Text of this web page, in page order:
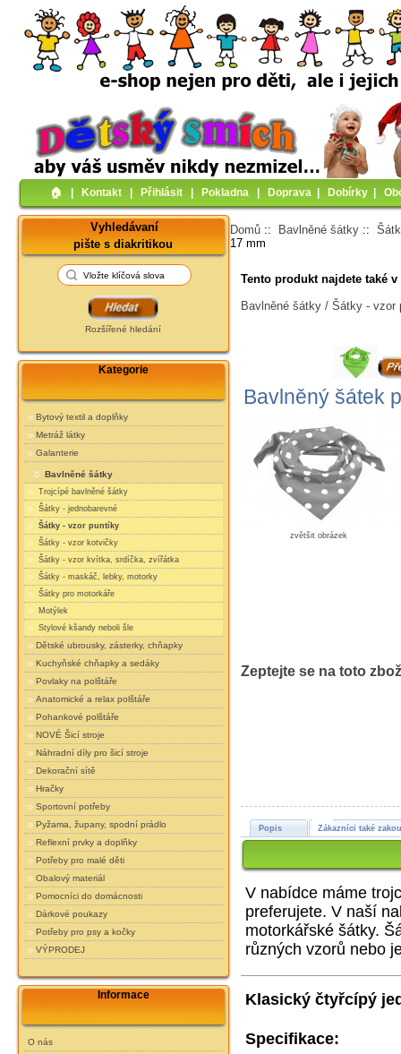
🏠︎ Kontakt Přihlásit Pokladna Doprava Dobírky
Vyhledávaní
pište s diakritikou
Rozšířené hledání
Kategorie
Bytový textil a doplňky
Metráž látky
Galanterie
Bavlněné šátky
Trojcípé bavlněné šátky
Šátky - jednobarevné
Šátky - vzor puntíky
Šátky - vzor kotvičky
Šátky - vzor kvítka, srdíčka, zvířátka
Šátky - maskáč, lebky, motorky
Šátky pro motorkáře
Motýlek
Stylové kšandy neboli šle
Dětské ubrousky, zásterky, chňapky
Kuchyňské chňapky a sedáky
Povlaky na polštáře
Anatomické a relax polštáře
Pohankové polštáře
NOVÉ Šicí stroje
Náhradní díly pro šicí stroje
Dekorační sítě
Hračky
Sportovní potřeby
Pyžama, župany, spodní prádlo
Reflexní prvky a doplňky
Potřeby pro malé děti
Obalový materiál
Pomocníci do domácnosti
Dárkové poukazy
Potřeby pro psy a kočky
VÝPRODEJ
Informace
O nás
Domů :: Bavlněné šátky ::
17 mm
Tento produkt najdete také
Bavlněné šátky / Šátky - vzor
Bavlněný šátek
zvětšit obrázek
Zeptejte se na toto
Popis Zákazníci také
V nabídce máme
preferujete. V naší
motorkářské šátky.
různých vzorů nebo
Klasický čtyřcípý
Specifikace: